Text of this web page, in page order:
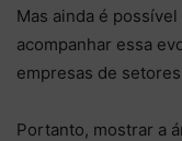
Mas ainda é
acompanhar essa
empresas de
Portanto, mostrar a